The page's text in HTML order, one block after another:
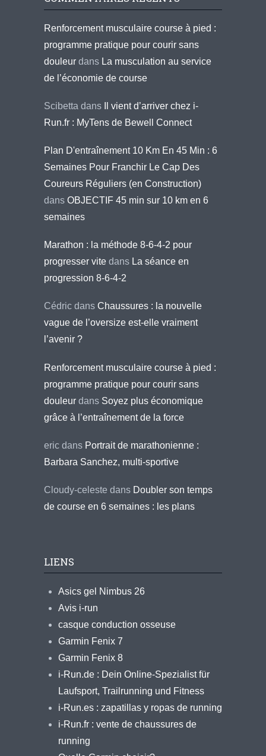
Renforcement musculaire course à pied :
programme pratique pour courir sans
douleur dans La musculation au service
de l’économie de course
Scibetta dans
Il vient d’arriver chez i-
Run.fr : MyTens de Bewell Connect
Plan D'entraînement 10 Km En 45 Min : 6
Semaines Pour Franchir Le Cap Des
Coureurs Réguliers (en Construction)
dans OBJECTIF 45 min sur 10 km en 6
semaines
Marathon : la méthode 8-6-4-2 pour
progresser vite dans La séance en
progression 8-6-4-2
Cédric dans Chaussures : la nouvelle
vague de l’oversize est-elle vraiment
l’avenir ?
Renforcement musculaire course à pied :
programme pratique pour courir sans
douleur dans Soyez plus économique
grâce à l’entraînement de la force
eric dans Portrait de marathonienne :
Barbara Sanchez, multi-sportive
Cloudy-celeste dans Doubler son temps
de course en 6 semaines : les plans
LIENS
Asics gel Nimbus 26
Avis i-run
casque conduction osseuse
Garmin Fenix 7
Garmin Fenix 8
i-Run.de : Dein Online-Spezialist für
Laufsport, Trailrunning und Fitness
i-Run.es : zapatillas y ropas de running
i-Run.fr : vente de chaussures de
running